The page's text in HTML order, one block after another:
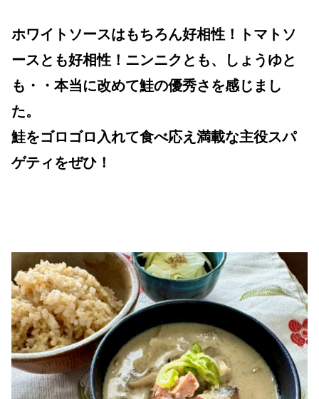
ホワイトソースはもちろん好相性！トマトソ
ースとも好相性！ニンニクとも、しょうゆと
も・・本当に改めて鮭の優秀さを感じまし
た。
鮭をゴロゴロ入れて食べ応え満載な主役スパ
ゲティをぜひ！